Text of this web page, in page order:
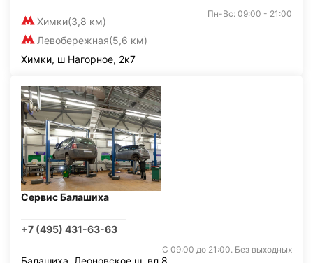
Химки(3,8 км)
Левобережная(5,6 км)
Пн-Вс: 09:00 - 21:00
Химки, ш Нагорное, 2к7
Сервис Балашиха
+7 (495) 431-63-63
С 09:00 до 21:00. Без выходных
Балашиха, Леоновское ш. вл.8